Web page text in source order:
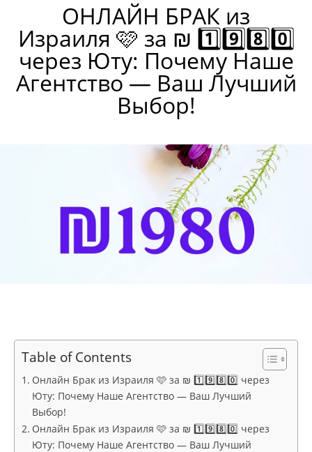
ОНЛАЙН БРАК из
Израиля 🩷 за ₪ 1️⃣9️⃣8️⃣0️⃣
через Юту: Почему Наше
Агентство — Ваш Лучший
Выбор!
Table of Contents
Онлайн Брак из Израиля 🩷 за ₪ 1️⃣9️⃣8️⃣0️⃣ через
Юту: Почему Наше Агентство — Ваш Лучший
Выбор!
Онлайн Брак из Израиля 🩷 за ₪ 1️⃣9️⃣8️⃣0️⃣ через
Юту: Почему Наше Агентство — Ваш Лучший